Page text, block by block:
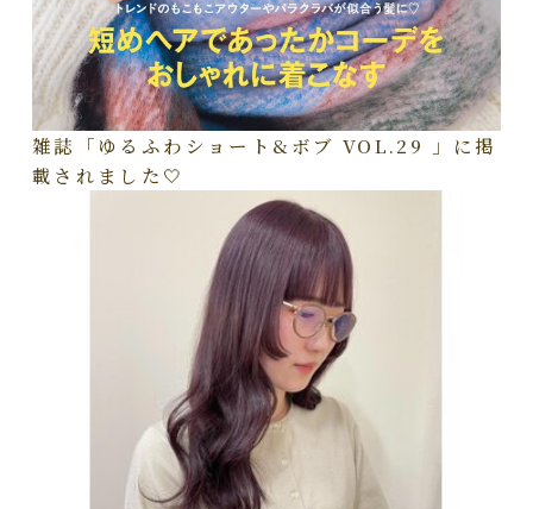
雑誌「ゆるふわショート&ボブ VOL.29 」に掲
載されました🤍